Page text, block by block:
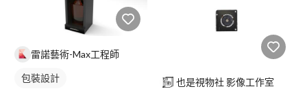
雷諾藝術-Max工程師
包裝設計 也是視物社 影像工作室